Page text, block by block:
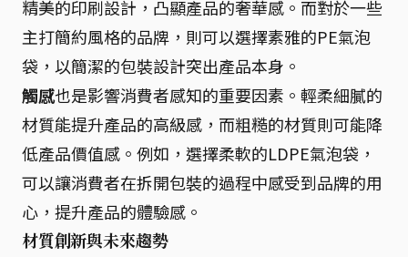
精美的印刷設計，凸顯產品的奢華感。而對於一些
主打簡約風格的品牌，則可以選擇素雅的PE氣泡
袋，以簡潔的包裝設計突出產品本身。
觸感也是影響消費者感知的重要因素。輕柔細膩的
材質能提升產品的高級感，而粗糙的材質則可能降
低產品價值感。例如，選擇柔軟的LDPE氣泡袋，
可以讓消費者在拆開包裝的過程中感受到品牌的用
心，提升產品的體驗感。
材質創新與未來趨勢